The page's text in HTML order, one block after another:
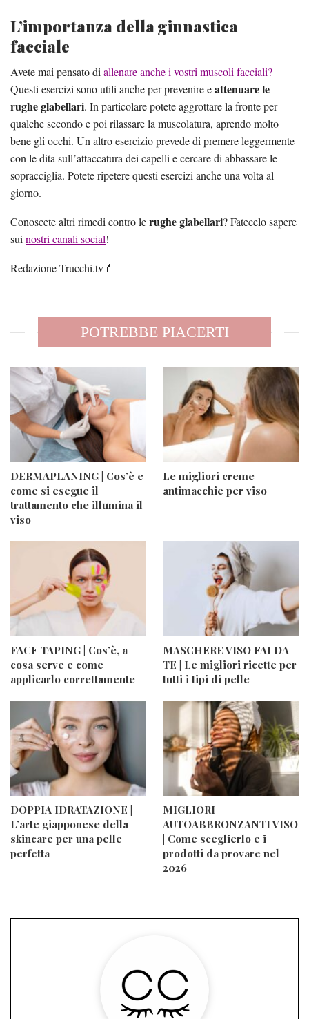
L’importanza della ginnastica
facciale
Avete mai pensato di allenare anche i vostri muscoli facciali?
Questi esercizi sono utili anche per prevenire eattenuare le
rughe glabellari. In particolare potete aggrottare la fronte per
qualche secondo e poi rilassare la muscolatura, aprendo molto
bene gli occhi. Un altro esercizio prevede di premere leggermente
con le dita sull’attaccatura dei capelli e cercare di abbassare le
sopracciglia. Potete ripetere questi esercizi anche una volta al
giorno.
Conoscete altri rimedi contro lerughe glabellari? Fatecelo sapere
sui nostri canali social!
Redazione Trucchi.tv💄
POTREBBE PIACERTI
DERMAPLANING | Cos’è e
come si esegue il
trattamento che illumina il
viso
Le migliori creme
antimacchie per viso
FACE TAPING | Cos’è, a
cosa serve e come
applicarlo correttamente
MASCHERE VISO FAI DA
TE | Le migliori ricette per
tutti i tipi di pelle
DOPPIA IDRATAZIONE |
L’arte giapponese della
skincare per una pelle
perfetta
MIGLIORI
AUTOABBRONZANTI VISO
| Come sceglierlo e i
prodotti da provare nel
2026